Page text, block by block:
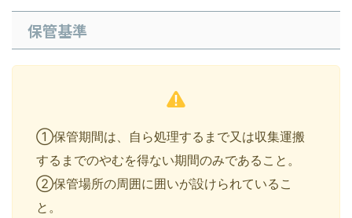
保管基準
①保管期間は、自ら処理するまで又は収集運搬
するまでのやむを得ない期間のみであること。
②保管場所の周囲に囲いが設けられているこ
と。